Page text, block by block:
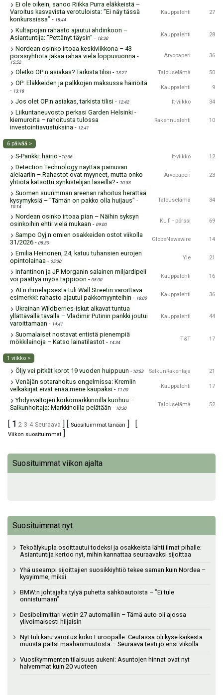
Ei ole oikein, sanoo Riikka Purra eläkkeistä –
Varoitus kasvavista verotuloista: ”Ei näy tässä
konkurssissa” - 18:44
Kauppalehti 27
Kultapojan rahasto ajautui ahdinkoon –
Asiantuntija: ”Pettänyt täysin” - 18:30
Kauppalehti 28
Nordean osinko irtoaa keskiviikkona – 43
pörssiyhtiötä jakaa rahaa vielä loppuvuonna -
15:52
Arvopaperi 36
Oletko OP:n asiakas? Tarkista tilisi - 13:27 Talouselämä 50
OP: Eläkkeiden ja palkkojen maksussa häiriöitä
- 13:18
Kauppalehti 9
Jos olet OP:n asiakas, tarkista tilisi - 12:42 It-viikko 34
Liikuntaneuvosto perkasi Garden Helsinki -
kiemuroita – rahoitusta tulossa
investointiavustuksina - 12:41
Rakennuslehti 10
6 päivää >
S-Pankki: häiriö - 10:36 It-viikko 12
Detection Technology näyttää painuvan
alelaariin – Rahastot ovat myyneet, mutta onko
yhtiötä katsottu synkistelijän laseilla? - 10:33
Arvopaperi 23
Suomen suurimman areenan rahoitus herättää
kysymyksiä – ”Tämän on pakko olla huijaus” -
10:14
Talouselämä 34
Nordean osinko irtoaa pian – Näihin syksyn
osinkoihin ehtii vielä mukaan - 09:00
KL.fi - pörssi 69
Sampo Oyj:n omien osakkeiden ostot viikolla
31/2026 - 08:30
GlobeNewswire 14
Emilia Heinonen, 24, katuu tuhansien eurojen
opintolainaa - 05:30
Yle 21
Infantinon ja JP Morganin salainen miljardipeli
voi päättyä myös tappioon - 05:00
Kauppalehti 16
AI:n ihmelapsesta tuli Wall Streetin varoittava
esimerkki: rahasto ajautui pakkomyynteihin - 18:00
Kauppalehti 36
Ukrainan Wildberries-iskut alkavat tuntua
yllättävällä tavalla – Vladimir Putinin pankki joutui
varoittamaan - 14:41
Kauppalehti 44
Suomalaiset nostavat entistä pienempiä
mökkilainoja – Katso lainatilastot - 14:34
T&T 17
1 viikko >
Öljy vei pitkät korot 19 vuoden huippuun - 10:53 SalkunRakentaja 21
Venäjän sotarahoitus ongelmissa: Kremlin
velkakirjat eivät enää mene kaupaksi - 11:00
Kauppalehti 17
Yhdysvaltojen korkomarkkinoilla kuohuu –
Salkunhoitaja: Markkinoilla pelätään - 10:30
Talouselämä 52
[ 1 2 3 4 Seuraava ] [ Suosituimmat tänään ] [
Viikon suosituimmat ]
Suosituimmat viikon ajalta
Suosituimmat nyt
Tekoälykupla osoittautui todeksi ja osakkeista lähti ilmat pihalle:
Asiantuntija kertoo nyt, mihin kannattaa seuraavaksi sijoittaa
Yhä useampi sijoittajien suosikkiyhtiö tekee saman kuin Nordea –
kysyimme, miksi
BMW:n johtajalta tylyä puhetta sähköautoista – ”Ei tule
onnistumaan”
Desibelimittari vietiin 27 automalliin – Tämä auto oli ajossa
ylivoimaisesti hiljaisin
Nyt tuli karu varoitus koko Euroopalle: Ceutassa oli kyse kaikesta
muusta paitsi maahanmuutosta – Seuraava testi jo ensi viikolla
Vuosikymmenten tilaisuus aukeni: Asuntojen hinnat ovat nyt
halvemmat kuin 20 vuoteen